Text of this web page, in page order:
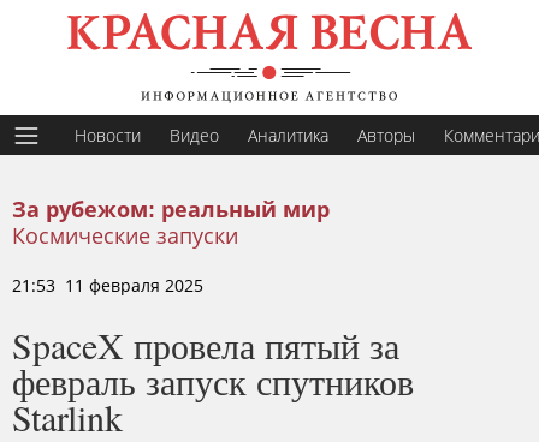
Новости Видео Аналитика Авторы
За рубежом: реальный мир
Космические запуски
21:53 11 февраля 2025
SpaceX провела пятый за
февраль запуск спутников
Starlink